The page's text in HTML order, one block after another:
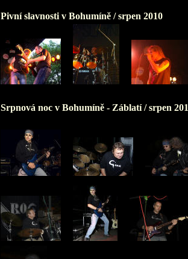
Pivní slavnosti v Bohumíně /srpen 2010
Srpnová noc v Bohumíně - Záblatí /srpen